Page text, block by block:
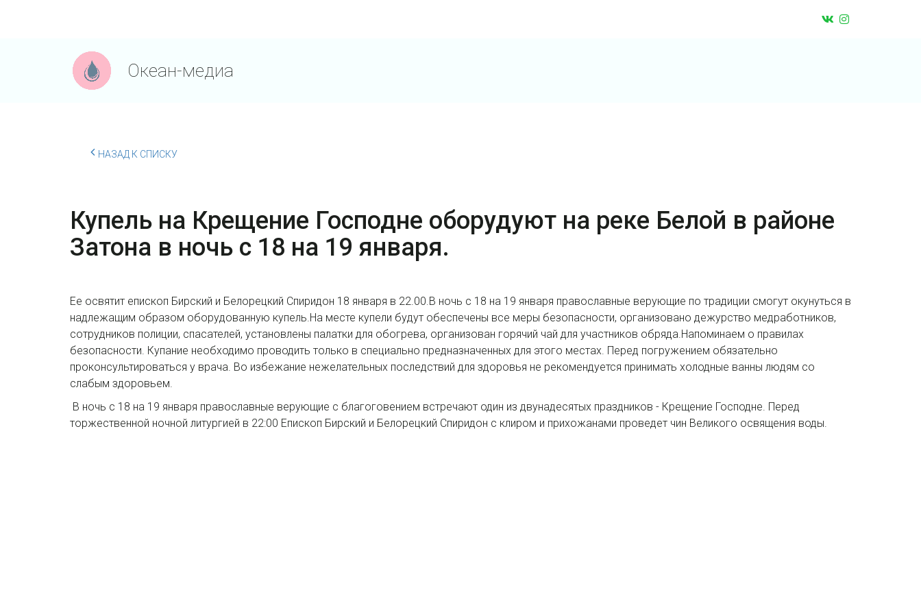
Океан-медиа
НАЗАД К СПИСКУ
Купель на Крещение Господне оборудуют на реке Белой в районе
Затона в ночь с 18 на 19 января.
Ее освятит епископ Бирский и Белорецкий Спиридон 18 января в 22.00.В ночь с 18 на 19 января православные верующие по традиции смогут окунуться в
надлежащим образом оборудованную купель.На месте купели будут обеспечены все меры безопасности, организовано дежурство медработников,
сотрудников полиции, спасателей, установлены палатки для обогрева, организован горячий чай для участников обряда.Напоминаем о правилах
безопасности. Купание необходимо проводить только в специально предназначенных для этого местах. Перед погружением обязательно
проконсультироваться у врача. Во избежание нежелательных последствий для здоровья не рекомендуется принимать холодные ванны людям со
слабым здоровьем.
В ночь с 18 на 19 января православные верующие с благоговением встречают один из двунадесятых праздников - Крещение Господне. Перед
торжественной ночной литургией в 22:00 Епископ Бирский и Белорецкий Спиридон с клиром и прихожанами проведет чин Великого освящения воды.